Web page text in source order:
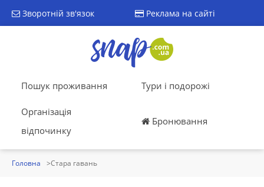
Зворотній зв'язок Реклама на сайті
Пошук проживання Тури і подорожі
Організація
відпочинку
Бронювання
Головна Стара гавань